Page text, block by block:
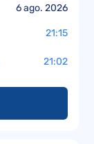
6 ago. 2026
21:15
21:02